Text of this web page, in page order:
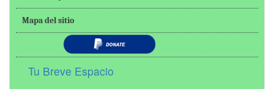
Mapa del sitio
Tu Breve Espacio